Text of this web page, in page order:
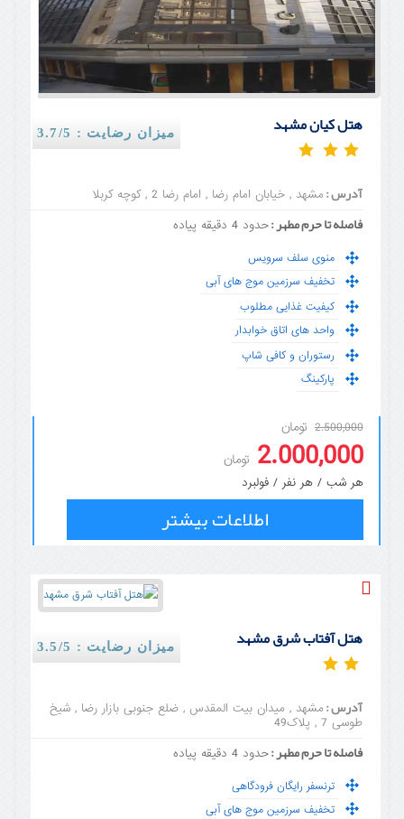
هتل کیان مشهد میزان رضایت : 3.7/5
آدرس : مشهد , خیابان امام رضا , امام رضا 2 , کوچه کربلا
فاصله تا حرم مطهر :حدود 4 دقیقه پیاده
منوی سلف سرویس
تخفیف سرزمین موج های آبی
کیفیت غذایی مطلوب
واحد های اتاق خوابدار
رستوران و کافی شاپ
پارکینگ
2.500,000 تومان
2.000,000 تومان
هر شب / هر نفر / فولبرد
اطلاعات بیشتر
هتل آفتاب شرق مشهد میزان رضایت : 3.5/5
آدرس : مشهد , میدان بیت المقدس , ضلع جنوبی بازار رضا , شیخ
طوسی 7 , پلاک49
فاصله تا حرم مطهر :حدود 4 دقیقه پیاده
ترنسفر رایگان فرودگاهی
تخفیف سرزمین موج های آبی